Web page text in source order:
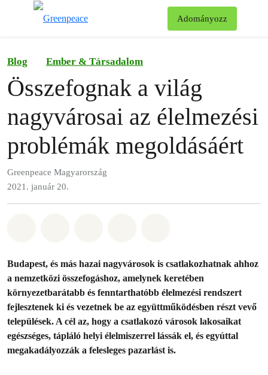
Adományozz
Blog Ember & Társadalom
Összefognak a világ
nagyvárosai az élelmezési
problémák megoldásáért
Greenpeace Magyarország
2021. január 20.
Budapest, és más hazai nagyvárosok is csatlakozhatnak ahhoz
a nemzetközi összefogáshoz, amelynek keretében
környezetbarátabb és fenntarthatóbb élelmezési rendszert
fejlesztenek ki és vezetnek be az együttműködésben részt vevő
települések. A cél az, hogy a csatlakozó városok lakosaikat
egészséges, tápláló helyi élelmiszerrel lássák el, és egyúttal
megakadályozzák a felesleges pazarlást is.